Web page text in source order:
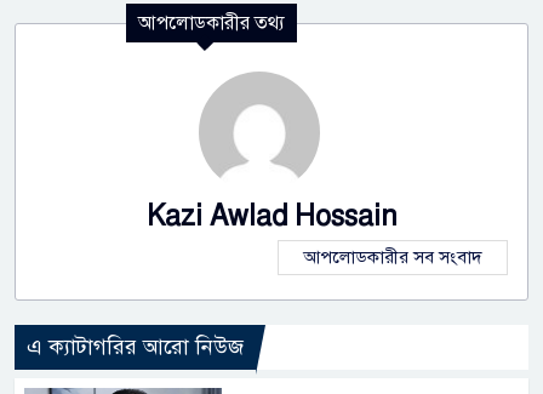
আপলোডকারীর তথ্য
Kazi Awlad Hossain
আপলোডকারীর সব সংবাদ
এ ক্যাটাগরির আরো নিউজ